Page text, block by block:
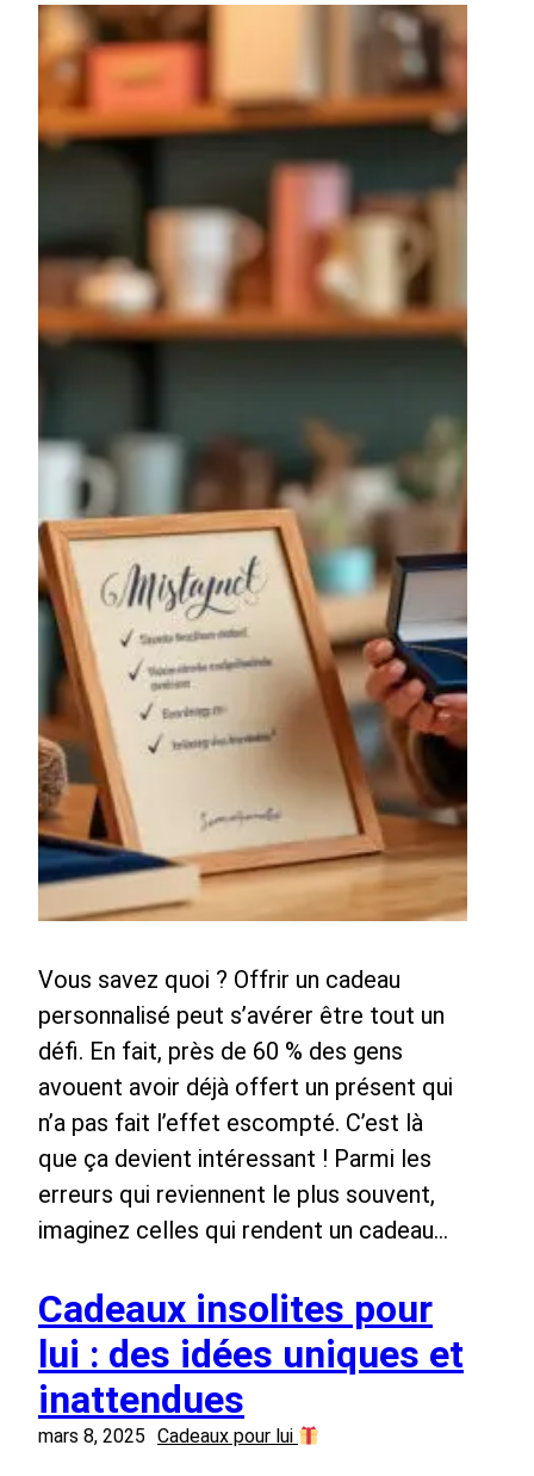
Vous savez quoi ? Offrir un cadeau
personnalisé peut s’avérer être tout un
défi. En fait, près de 60 % des gens
avouent avoir déjà offert un présent qui
n’a pas fait l’effet escompté. C’est là
que ça devient intéressant ! Parmi les
erreurs qui reviennent le plus souvent,
imaginez celles qui rendent un cadeau…
Cadeaux insolites pour
lui : des idées uniques et
inattendues
mars 8, 2025 Cadeaux pour lui